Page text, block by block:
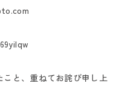
こと、重ねてお詫び申し上